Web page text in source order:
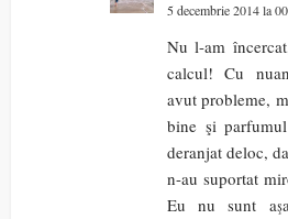
5 decembrie 2014 la
Nu l-am
calcul! Cu
avut probleme,
bine şi
deranjat deloc,
n-au suportat
Eu nu sunt